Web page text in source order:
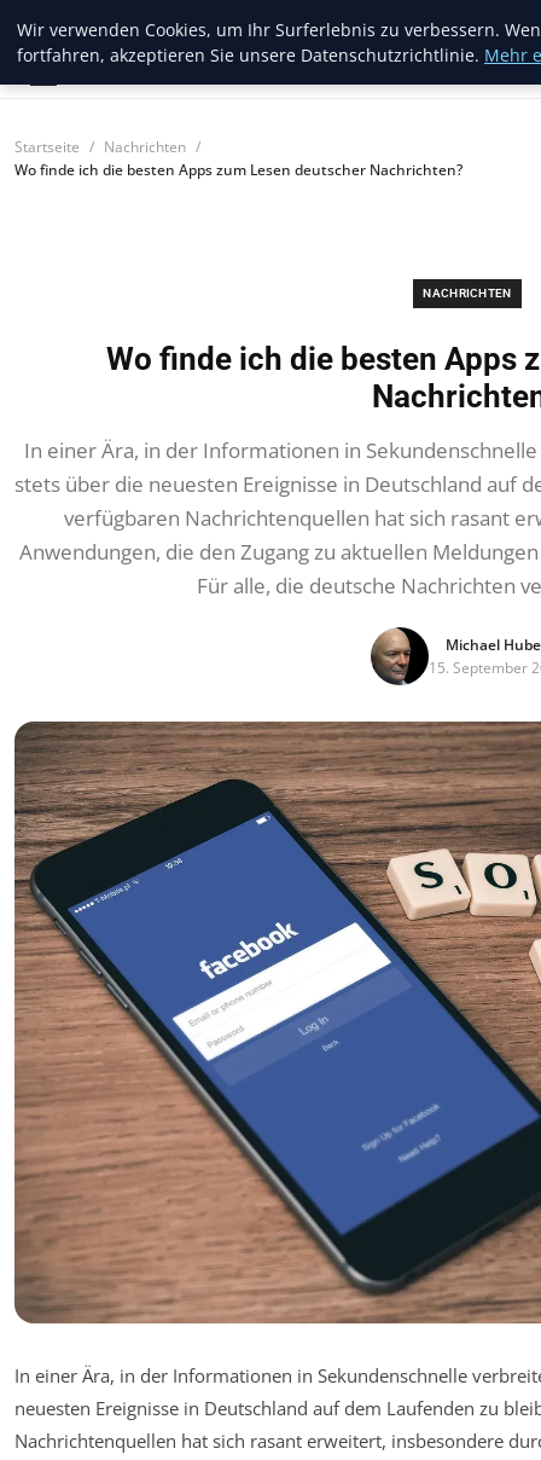
Blogread
Startseite
Nachrichten
Wo finde ich die besten Apps zum Lesen deutscher Nachrichten?
NACHRICHTEN
Wo finde ich die besten Apps
In einer Ära, in der Informationen in
stets über die neuesten Ereignisse in Deutschland auf
verfügbaren Nachrichtenquellen hat sich rasant
Anwendungen, die den Zugang zu aktuellen
Für alle, die deutsche Nachrichten
Michael
15. September
In einer Ära, in der Informationen in Sekundenschnelle
neuesten Ereignisse in Deutschland auf dem Laufenden zu
Nachrichtenquellen hat sich rasant erweitert, insbesondere
Wir verwenden Cookies, um Ihr Surferlebnis zu verbessern.
fortfahren, akzeptieren Sie unsere Datenschutzrichtlinie. Mehr